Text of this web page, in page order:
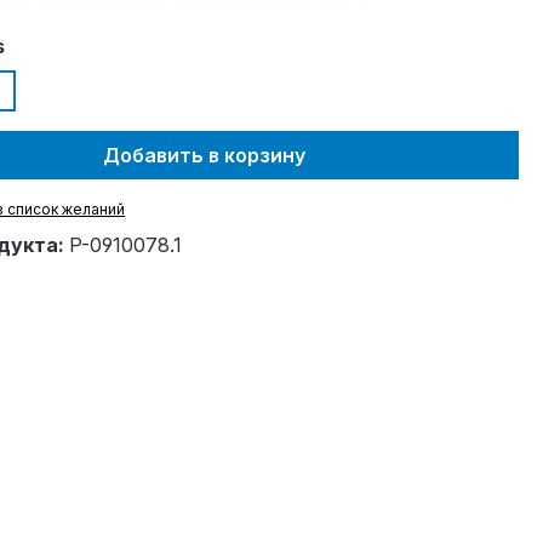
Добавить в корзину
список желаний
P-0910078.1